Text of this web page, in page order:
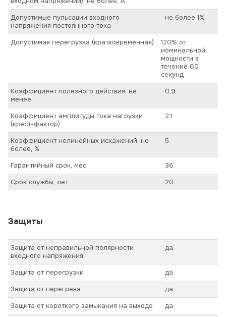
Допустимые пульсации входного
напряжения постоянного тока
не более 1%
Допустимая перегрузка (кратковременная)
120% от
номинальной
мощности в
течение 60
секунд
Коэффициент полезного действия, не
менее
0,9
Коэффициент амплитуды тока нагрузки
(крест-фактор)
2:1
Коэффициент нелинейных искажений, не
более, %
5
Гарантийный срок, мес
36
Срок службы, лет
20
Защиты
Защита от неправильной полярности
входного напряжения
да
Защита от перегрузки
да
Защита от перегрева
да
Защита от короткого замыкания на выходе
да